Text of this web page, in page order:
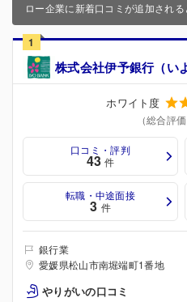
ロー企業に新着口コミが追加される
1
株式会社伊予銀行（い
ホワイト度
（総合評
口コミ・評判
43 件
転職・中途面接
3 件
銀行業
愛媛県松山市南堀端町1番地
やりがいの口コミ